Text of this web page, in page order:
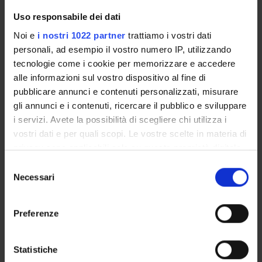
Uso responsabile dei dati
Noi e i nostri 1022 partner trattiamo i vostri dati
personali, ad esempio il vostro numero IP, utilizzando
tecnologie come i cookie per memorizzare e accedere
alle informazioni sul vostro dispositivo al fine di
pubblicare annunci e contenuti personalizzati, misurare
gli annunci e i contenuti, ricercare il pubblico e sviluppare
i servizi. Avete la possibilità di scegliere chi utilizza i
vostri dati e per quali scopi. Le vostre scelte in materia di
privacy sono applicabili solo su questa proprietà digitale
modificare o revocare il proprio consenso in qualsiasi
momento dalla Dichiarazione sui cookie o facendo clic
raccogliere informazioni sulla tua posizione
delNecessari
Preferenze
Statistiche
ASSIGNMENTS
ORGANISATION
GOVERNANCE
COMMITTEES
DEPARTMENT FACILITIES
LIBRARIES